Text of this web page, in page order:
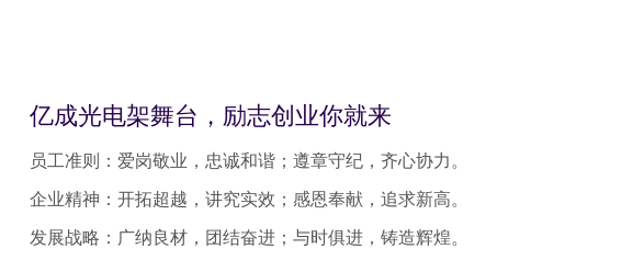
亿成光电架舞台，励志创业你就来
员工准则：爱岗敬业，忠诚和谐；遵章守纪，齐心协力。
企业精神：开拓超越，讲究实效；感恩奉献，追求新高。
发展战略：广纳良材，团结奋进；与时俱进，铸造辉煌。